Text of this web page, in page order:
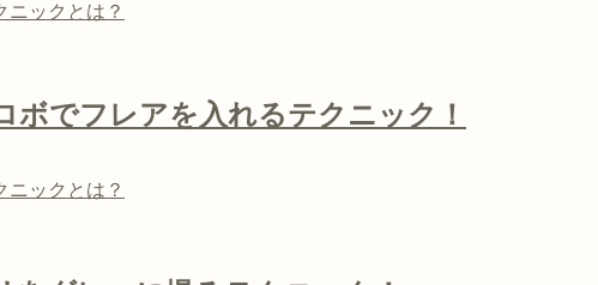
ニックとは？
ボでフレアを入れるテクニック！
ニックとは？